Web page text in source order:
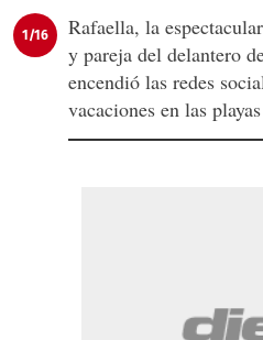
1/16
Rafaella, la
y pareja del delantero
encendió las redes
vacaciones en las